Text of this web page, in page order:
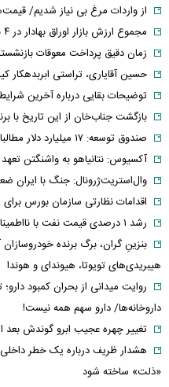
از واردات مرغ بی نیاز شدیم/
مجموع ارزش بازار اوراق بهادار در ۴ بورس ایران از ۲۰ هزار همت فراتر رفت
زمان دقیق پرداخت معوقات
حسین آقایاری، تراستی ابربدهکار
توضیحات بقایی درباره آخرین شرایط
بازگشت جناب‌خان از این تاریخ با
صندوق توسعه: ۱۷ میلیارد دلار مطالبات ارزی نفتی/ پیگیری مسدودی حساب
آکسیوس: نتانیاهو به واشنگتن
وال‌استریت‌ژرونال: جنگ با ایران
اقدامات نظارتی سازمان بورس برای
رشد ۱ درصدی قیمت نفت با نااطمینانی از حصول توافق ایران و آمریکا
بنزینِ گران، برگ برنده
هیبریدی‌های تویوتا، هیوندای و هوندا
روایت میدانی از بحران کمبود
داروخانه‌ها/ دارو سهم همه نیست!
تغییر چهره عجیب ابرو گوندش
هشدار ظریف درباره یک خطر
«ذلت» ساخته شود